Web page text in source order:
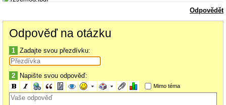
Odpovědět
Odpověď na otázku
1 Zadajte svou přezdívku:
2 Napište svou odpověď:
Mimo téma